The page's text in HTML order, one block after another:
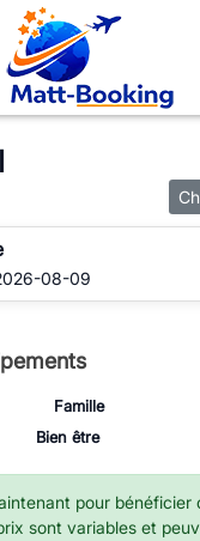
08-09
Famille
Bien être
pour bénéficier
sont variables et